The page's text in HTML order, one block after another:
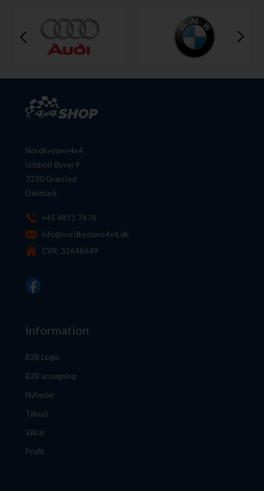
Nordkystens4x4
Udsholt Byvej 9
3230 Græsted
Danmark
+45 4871 7676
info@nordkystens4x4.dk
CVR: 32648649
Information
B2B Login
B2B ansøgning
Nyheder
Tilbud
Vilkår
Profil